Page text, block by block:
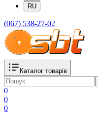
RU
(067) 538-27-02
Каталог товарів
0
0
0